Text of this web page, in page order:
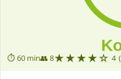
⏱ 60 min👥 8★★★★☆ 4